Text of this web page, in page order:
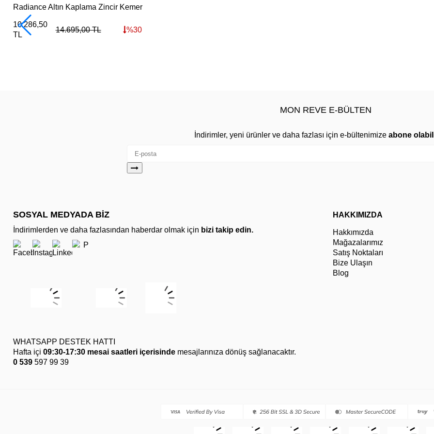
Radiance Altın Kaplama Zincir Kemer
10.286,50
TL
14.695,00TL %30
MON REVE E-BÜLTEN
İndirimler, yeni ürünler ve daha fazlası için e-bültenimize abone
SOSYAL MEDYADA BİZ
İndirimlerden ve daha fazlasından haberdar olmak için bizi takip edin.
WHATSAPP DESTEK HATTI
Hafta içi 09:30-17:30 mesai saatleri içerisinde mesajlarınıza dönüş sağlanacaktır.
0 539 597 99 39
HAKKIMIZDA
Hakkımızda
Mağazalarımız
Satış Noktaları
Bize Ulaşın
Blog